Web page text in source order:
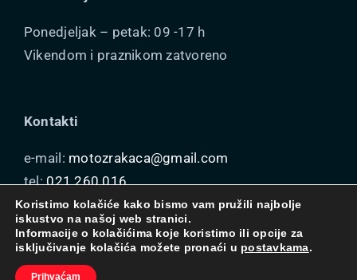
Ponedjeljak – petak: 09 -17 h
Vikendom i praznikom zatvoreno
Kontakti
e-mail: motozrakaca@gmail.com
tel:021 260 016
mob:099 164 1940
© 2024 motodir.com •
Koristimo kolačiće kako bismo vam pružili najbolje
iskustvo na našoj web stranici.
Informacije o kolačićima koje koristimo ili opcije za
isključivanje kolačića možete pronaći u postavkama.
Prihvaćam